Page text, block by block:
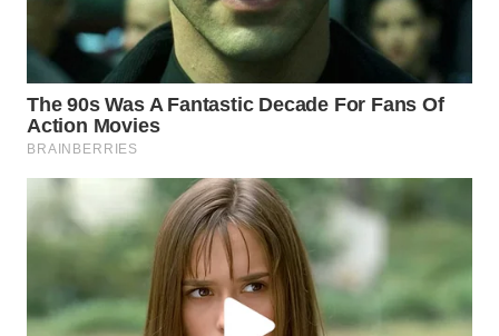
SULSEL
GORONTALO
WN
SULUT
WN
WN